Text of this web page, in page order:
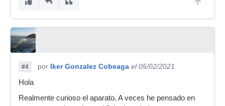
#4 por Iker Gonzalez Cobeaga el 05/02/2021
Hola
Realmente curioso el aparato. A veces he pensado en